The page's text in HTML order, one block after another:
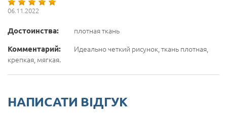
06.11.2022
Достоинства:
плотная ткань
Комментарий:
Идеально четкий рисунок, ткань плотная,
крепкая, мягкая.
НАПИСАТИ ВІДГУК